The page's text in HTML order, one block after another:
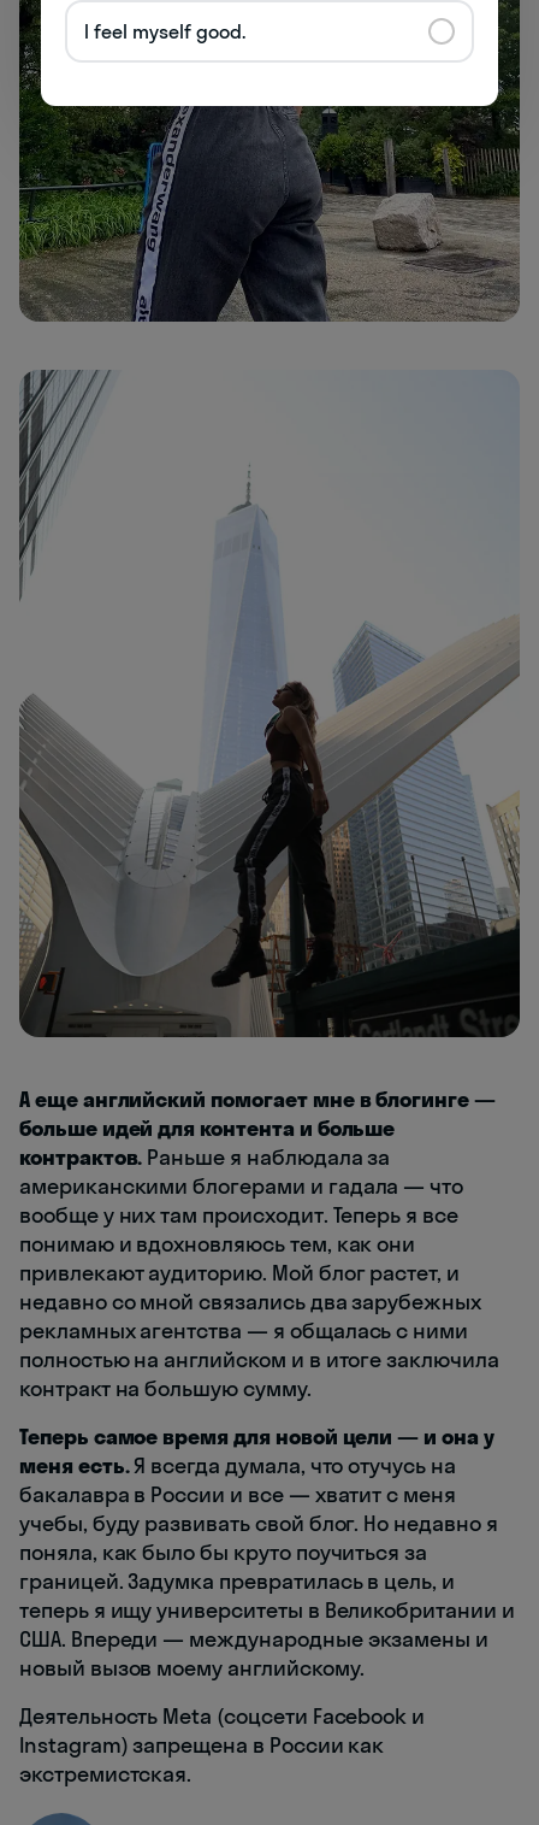
А еще английский помогает мне в блогинге —
больше идей для контента и больше
контрактов. Раньше я наблюдала за
американскими блогерами и гадала — что
вообще у них там происходит. Теперь я все
понимаю и вдохновляюсь тем, как они
привлекают аудиторию. Мой блог растет, и
недавно со мной связались два зарубежных
рекламных агентства — я общалась с ними
полностью на английском и в итоге заключила
контракт на большую сумму.
Теперь самое время для новой цели — и она у
меня есть.Я всегда думала, что отучусь на
бакалавра в России и все — хватит с меня
учебы, буду развивать свой блог. Но недавно я
поняла, как было бы круто поучиться за
границей. Задумка превратилась в цель, и
теперь я ищу университеты в Великобритании и
США. Впереди — международные экзамены и
новый вызов моему английскому.
Деятельность Meta (соцсети Facebook и
Instagram) запрещена в России как
экстремистская.
I feel myself good.